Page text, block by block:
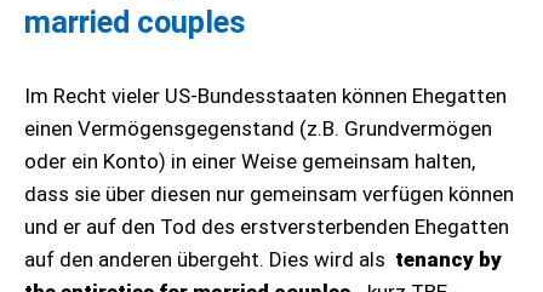
married couples
Im Recht vieler US-Bundesstaaten können Ehegatten
einen Vermögensgegenstand (z.B. Grundvermögen
oder ein Konto) in einer Weise gemeinsam halten,
dass sie über diesen nur gemeinsam verfügen können
und er auf den Tod des erstversterbenden Ehegatten
auf den anderen übergeht. Dies wird als tenancy by